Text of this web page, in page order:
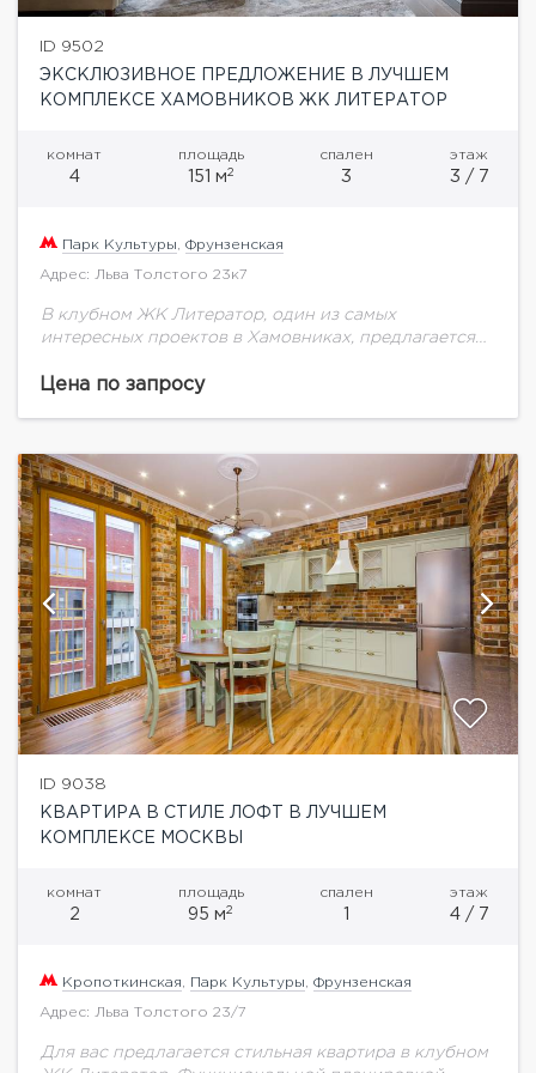
ID 9502
ЭКСКЛЮЗИВНОЕ ПРЕДЛОЖЕНИЕ В ЛУЧШЕМ
КОМПЛЕКСЕ ХАМОВНИКОВ ЖК ЛИТЕРАТОР
комнат
4
площадь
151 м2
спален
3
этаж
3 / 7
Парк Культуры Фрунзенская
Адрес: Льва Толстого 23к7
В клубном ЖК Литератор, один из самых
интересных проектов в Хамовниках, предлагается
квартира. Выполнен авторский ремонт, с
Цена по запросу
ID 9038
КВАРТИРА В СТИЛЕ ЛОФТ В ЛУЧШЕМ
КОМПЛЕКСЕ МОСКВЫ
комнат
2
площадь
95 м2
спален
1
этаж
4 / 7
Кропоткинская Парк Культуры Фрунзенская
Адрес: Льва Толстого 23/7
Для вас предлагается стильная квартира в клубном